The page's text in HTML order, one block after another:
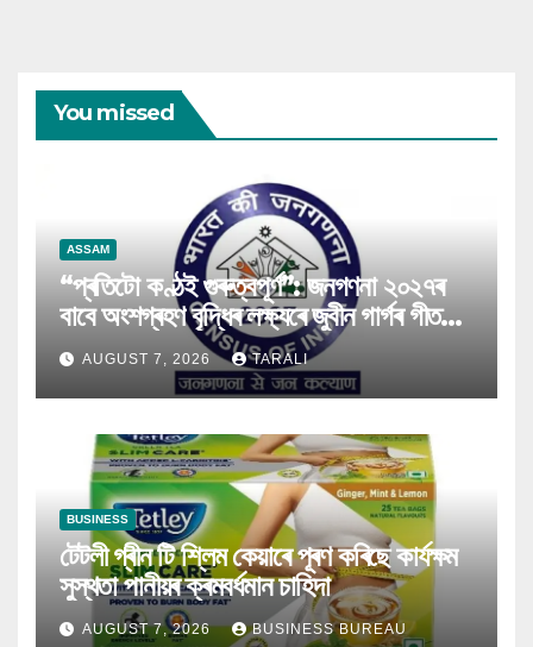
You missed
ASSAM
“প্ৰতিটো কণ্ঠই গুৰুত্বপূৰ্ণ”: জনগণনা ২০২৭ৰ
বাবে অংশগ্ৰহণ বৃদ্ধিৰ লক্ষ্যৰে জুবীন গাৰ্গৰ গীত
মুকলিAUGUST 7, 2026 TARALI
BUSINESS
টেটলী গ্ৰীন টি শ্লিম কেয়াৰে পূৰণ কৰিছে কাৰ্যক্ষম
সুস্থতা পানীয়ৰ ক্ৰমবৰ্ধমান চাহিদা
AUGUST 7, 2026 BUSINESS BUREAU